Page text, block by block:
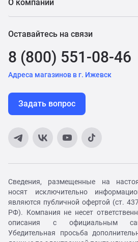
О компании
Оставайтесь на связи
8 (800) 551-08-46
Адреса магазинов в г. Ижевск
Задать вопрос
Сведения, размещенные на
носят исключительно
являются публичной офертой (ст.
РФ). Компания не несет
описания с официальным
Убедительная просьба